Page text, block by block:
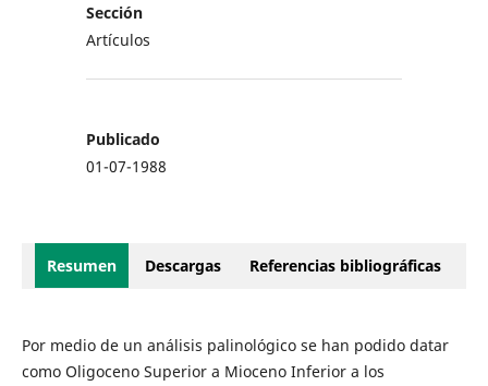
Sección
Artículos
Publicado
01-07-1988
Resumen Descargas Referencias bibliográficas
Por medio de un análisis palinológico se han podido datar
como Oligoceno Superior a Mioceno Inferior a los